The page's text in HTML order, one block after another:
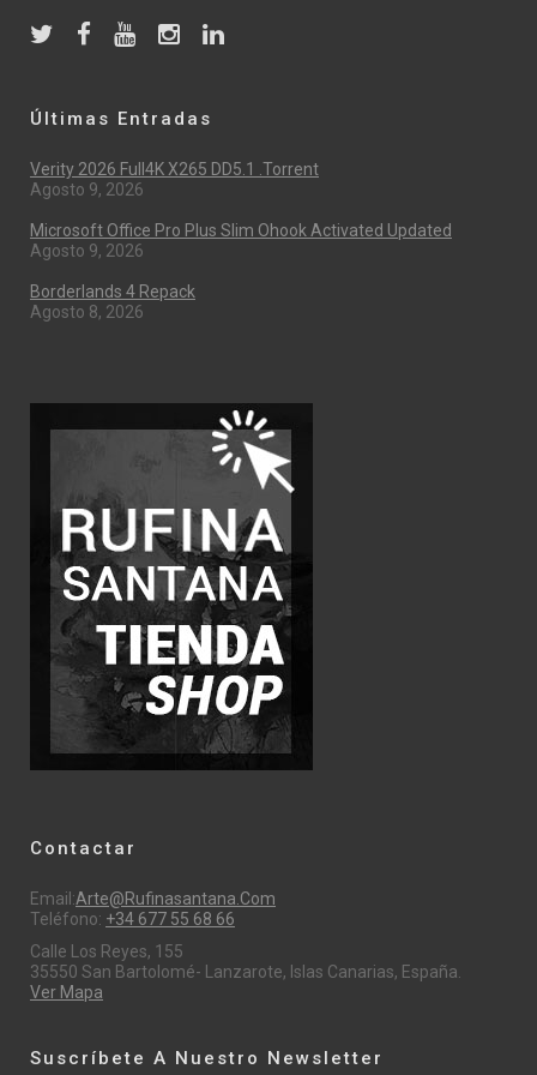
Últimas Entradas
Verity 2026 Full4K X265 DD5.1 .torrent
Agosto 9, 2026
Microsoft Office Pro Plus Slim Ohook Activated Updated
Agosto 9, 2026
Borderlands 4 Repack
Agosto 8, 2026
Contactar
Email:Arte@rufinasantana.com
Teléfono: +34 677 55 68 66
Calle Los Reyes, 155
35550 San Bartolomé- Lanzarote, Islas Canarias, España.
Ver Mapa
Suscríbete A Nuestro Newsletter